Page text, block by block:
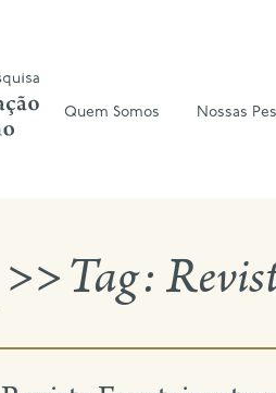
Quem Somos Nossas
>>Tag: